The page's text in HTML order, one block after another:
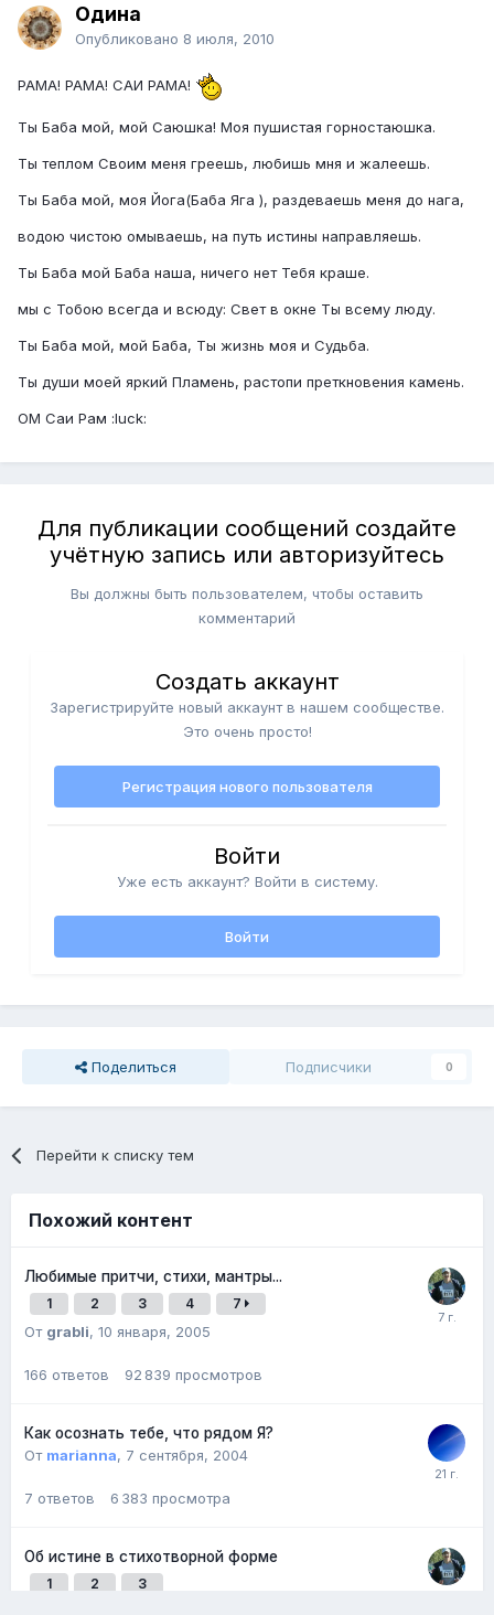
Одина
Опубликовано 8 июля, 2010
РАМА! РАМА! САИ РАМА!
Ты Баба мой, мой Саюшка! Моя пушистая горностаюшка.
Ты теплом Своим меня греешь, любишь мня и жалеешь.
Ты Баба мой, моя Йога(Баба Яга ), раздеваешь меня до нага,
водою чистою омываешь, на путь истины направляешь.
Ты Баба мой Баба наша, ничего нет Тебя краше.
мы с Тобою всегда и всюду: Свет в окне Ты всему люду.
Ты Баба мой, мой Баба, Ты жизнь моя и Судьба.
Ты души моей яркий Пламень, растопи преткновения камень.
ОМ Саи Рам :luck:
Для публикации сообщений создайте
учётную запись или авторизуйтесь
Вы должны быть пользователем, чтобы оставить
комментарий
Создать аккаунт
Зарегистрируйте новый аккаунт в нашем сообществе.
Это очень просто!
Регистрация нового пользователя
Войти
Уже есть аккаунт? Войти в систему.
Войти
Поделиться Подписчики 0
Перейти к списку тем
Похожий контент
Любимые притчи, стихи, мантры...
1 2 3 4 7
От grabli, 10 января, 2005
166 ответов 92 839 просмотров
Как осознать тебе, что рядом Я?
От marianna, 7 сентября, 2004
7 ответов 6 383 просмотра
Об истине в стихотворной форме
1 2 3